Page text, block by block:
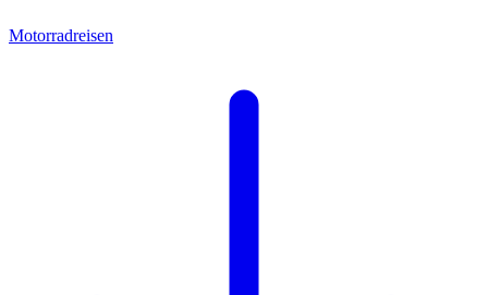
Motorradreisen